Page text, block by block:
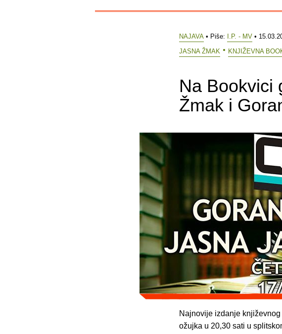
NAJAVA • Piše: I.P. - MV •
JASNA ŽMAK
KNJIŽEVNA
Na Bookvici
Žmak i
Najnovije izdanje
ožujka u 20,30 sati u